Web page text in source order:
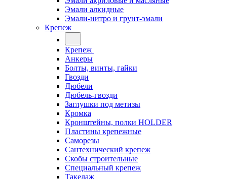
Эмали алкидные
Эмали-нитро и грунт-эмали
Крепеж
Крепеж
Анкеры
Болты, винты, гайки
Гвозди
Дюбели
Дюбель-гвозди
Заглушки под метизы
Кромка
Кронштейны, полки НОLDER
Пластины крепежные
Саморезы
Сантехнический крепеж
Скобы строительные
Специальный крепеж
Такелаж